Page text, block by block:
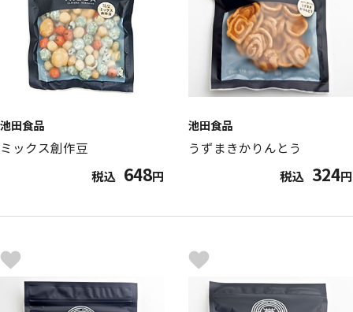
池田食品
ミックス創作豆
税込 648円
池田食品
うずまきかりんとう
税込 324円